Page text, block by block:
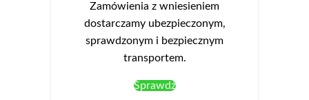
Zamówienia z wniesieniem
dostarczamy ubezpieczonym,
sprawdzonym i bezpiecznym
transportem.
Sprawdź